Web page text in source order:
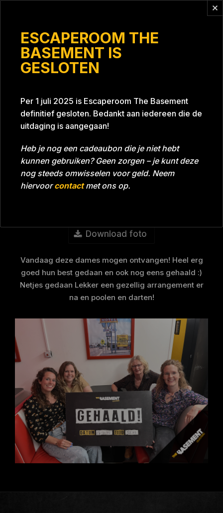
ESCAPEROOM THE
BASEMENT IS
GESLOTEN
Per 1 juli 2025 is Escaperoom The Basement
definitief gesloten. Bedankt aan iedereen die de
uitdaging is aangegaan!
Heb je nog een cadeaubon die je niet hebt
kunnen gebruiken? Geen zorgen – je kunt deze
nog steeds omwisselen voor geld. Neem
hiervoorcontactmet ons op.
Tijd 57:03 Datum 12-04-2024
Room Grill With A Thrill
Download foto
Vandaag deze dames mogen ontvangen! Heel erg
goed hun best gedaan en ook nog eens gehaald :)
Netjes gedaan Lekker een gezellig arrangement er
na en poolen en darten!